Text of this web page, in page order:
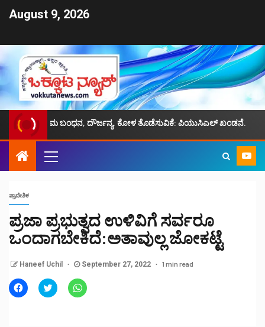
August 9, 2026
ಅಕ್ರಮ ಬಂಧನ, ದೌರ್ಜನ್ಯ, ಕೋಳ ತೊಡೆಸುವಿಕೆ: ಪಿಯುಸಿಎಲ್ ಖಂಡನೆ.
ಪ್ರಾದೇಶಿಕ
ಪ್ರಜಾ ಪ್ರಭುತ್ವದ ಉಳಿವಿಗೆ ಸರ್ವರೂ
ಒಂದಾಗಬೇಕಿದೆ:ಅತಾವುಲ್ಲ ಜೋಕಟ್ಟೆ
Haneef Uchil September 27, 2022 1 min read
Click
to
Click
to
Click
to